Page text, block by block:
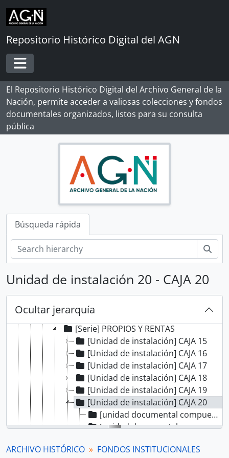
Skip to main content
Repositorio Histórico Digital del AGN
Toggle navigation
El Repositorio Histórico Digital del Archivo General de la
Nación, permite acceder a valiosas colecciones y fondos
documentales organizados, listos para su consulta
pública
Búsqueda rápida
Unidad de instalación 20 - CAJA 20
Ocultar jerarquía
[Record group] ARCHIVO HISTÓRICO
[Agrupación documental] FONDOS INSTITUCIONALES
[Sección] ADMINISTRATIVO
[Sección] GOBIERNO DE LA CIUDAD
[Serie] PROPIOS Y RENTAS
[Unidad de instalación] CAJA 15
[Unidad de instalación] CAJA 16
[Unidad de instalación] CAJA 17
[Unidad de instalación] CAJA 18
[Unidad de instalación] CAJA 19
[Unidad de instalación] CAJA 20
[unidad documental compuesta] Egresos
[unidad documental compuesta] Egresos
[unidad documental compuesta] Ingresos
ARCHIVO HISTÓRICO
FONDOS INSTITUCIONALES